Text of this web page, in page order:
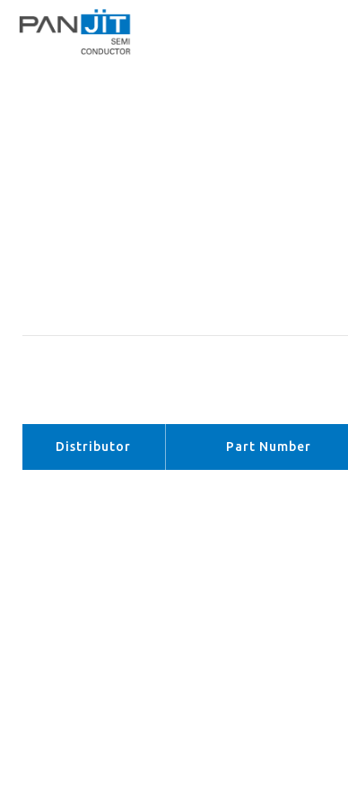
Distributor Part Number